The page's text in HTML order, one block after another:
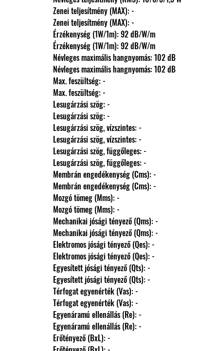
                Zenei teljesítmény (MAX): -
                Zenei teljesítmény (MAX): -
                Érzékenység (1W/1m): 92 dB/W/m
                Érzékenység (1W/1m): 92 dB/W/m
                Névleges maximális hangnyomás: 102 dB
                Névleges maximális hangnyomás: 102 dB
                Max. feszültség: -
                Max. feszültség: -
                Lesugárzási szög: -
                Lesugárzási szög: -
                Lesugárzási szög, vízszintes: -
                Lesugárzási szög, vízszintes: -
                Lesugárzási szög, függőleges: -
                Lesugárzási szög, függőleges: -
                Membrán engedékenység (Cms): -
                Membrán engedékenység (Cms): -
                Mozgó tömeg (Mms): -
                Mozgó tömeg (Mms): -
                Mechanikai jósági tényező (Qms): -
                Mechanikai jósági tényező (Qms): -
                Elektromos jósági tényező (Qes): -
                Elektromos jósági tényező (Qes): -
                Egyesített jósági tényező (Qts): -
                Egyesített jósági tényező (Qts): -
                Térfogat egyenérték (Vas): -
                Térfogat egyenérték (Vas): -
                Egyenáramú ellenállás (Re): -
                Egyenáramú ellenállás (Re): -
                Erőtényező (BxL): -